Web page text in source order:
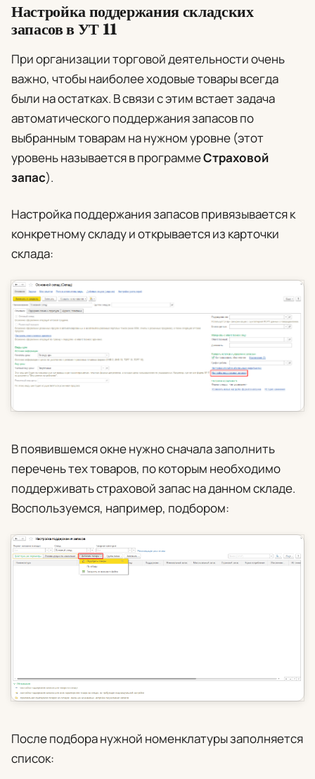
Настройка поддержания складских
запасов в УТ 11
При организации торговой деятельности очень
важно, чтобы наиболее ходовые товары всегда
были на остатках. В связи с этим встает задача
автоматического поддержания запасов по
выбранным товарам на нужном уровне (этот
уровень называется в программеСтраховой
запас).
Настройка поддержания запасов привязывается к
конкретному складу и открывается из карточки
склада:
В появившемся окне нужно сначала заполнить
перечень тех товаров, по которым необходимо
поддерживать страховой запас на данном складе.
Воспользуемся, например, подбором:
После подбора нужной номенклатуры заполняется
список: